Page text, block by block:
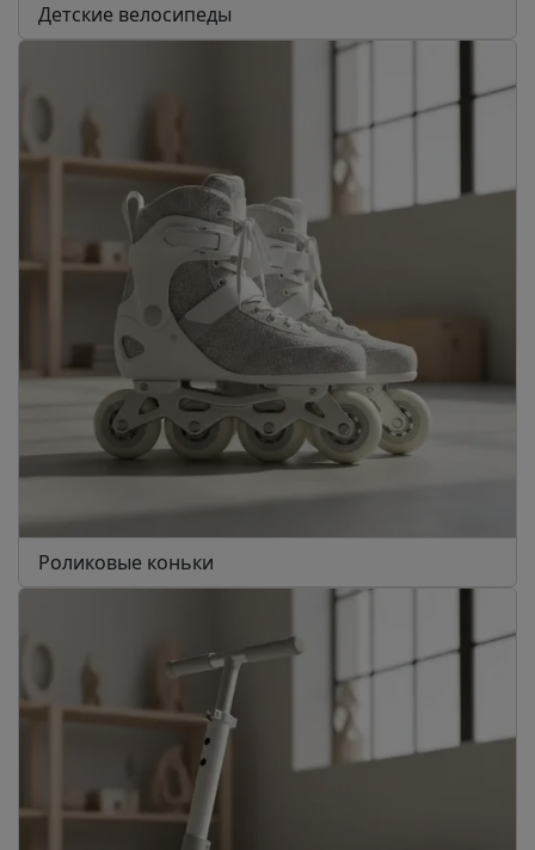
Детские велосипеды
Роликовые коньки